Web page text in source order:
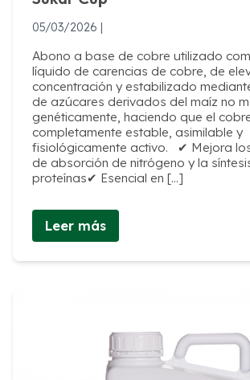
05/03/2026 |
Abono a base de cobre utilizado
líquido de carencias de cobre, de
concentración y estabilizado
de azúcares derivados del maíz no
genéticamente, haciendo que el
completamente estable, asimilable y
fisiológicamente activo. ✔ Mejora
de absorción de nitrógeno y la
proteínas✔ Esencial en […]
Leer más